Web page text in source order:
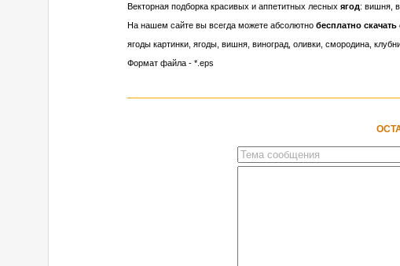
Векторная подборка красивых и аппетитных лесных ягод: вишня,
На нашем сайте вы всегда можете абсолютно бесплатно
ягоды картинки, ягоды, вишня, виноград, оливки, смородина,
Формат файла - *.eps